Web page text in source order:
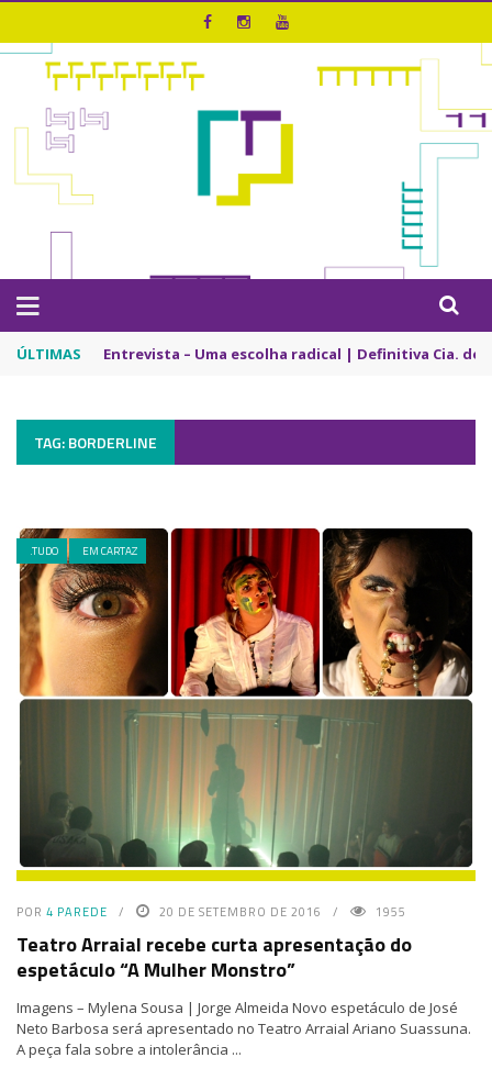
ÚLTIMAS Entrevista – Uma escolha radical | Definitiva Cia. de
TAG: BORDERLINE
.TUDO EM CARTAZ
POR 4 PAREDE 20 DE SETEMBRO DE 2016 1955
Teatro Arraial recebe curta apresentação do
espetáculo “A Mulher Monstro”
Imagens – Mylena Sousa | Jorge Almeida Novo espetáculo de José
Neto Barbosa será apresentado no Teatro Arraial Ariano Suassuna.
A peça fala sobre a intolerância ...